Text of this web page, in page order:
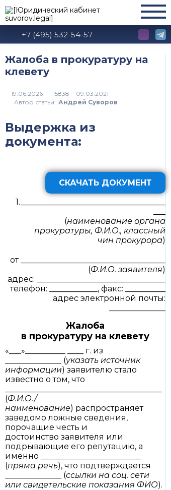
+7 (495) 532-54-57
Жалоба в прокуратуру на
клевету
15838
Автор статьи: Андрей Суворов
Выдержка из
документа:
СКАЧАТЬ ДОКУМЕНТ
(наименование органа
прокуратуры, Ф.И.О., классный
чин прокурора)
от ____________________________________
(Ф.И.О. заявителя)
адрес: ________________________________
телефон: ____________, факс: __________
адрес электронной почты:
Жалоба
в прокуратуру на клевету
«___»__________ ____ г. из
______________ (указать источник
информации) заявителю стало
известно о том, что
(Ф.И.О./
наименование) распространяет
заведомо ложные сведения,
порочащие честь и
достоинство заявителя или
подрывающие его репутацию, а
именно _________________________
(пряма речь), что подтверждается
______________ (ссылки на соц. сети
или свидетельские показания ФИО).